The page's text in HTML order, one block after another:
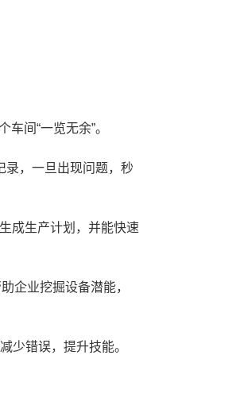
间“一览无余”。
，一旦出现问题，秒
成生产计划，并能快速
企业挖掘设备潜能，
错误，提升技能。